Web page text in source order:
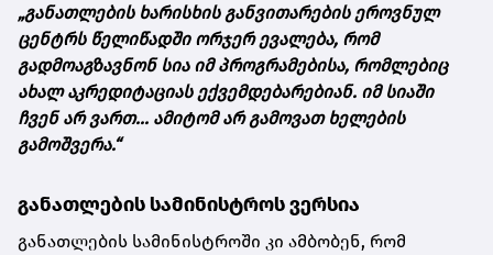
„განათლების ხარისხის განვითარების ეროვნულ
ცენტრს წელიწადში ორჯერ ევალება, რომ
გადმოაგზავნონ სია იმ პროგრამებისა, რომლებიც
ახალ აკრედიტაციას ექვემდებარებიან. იმ სიაში
ჩვენ არ ვართ... ამიტომ არ გამოვათ ხელების
გამოშვერა.“
განათლების სამინისტროს ვერსია
განათლების სამინისტროში კი ამბობენ, რომ